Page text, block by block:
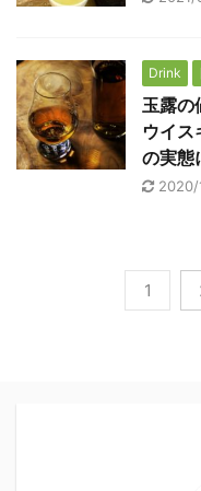
Drink
玉露の
ウイス
の実態
1